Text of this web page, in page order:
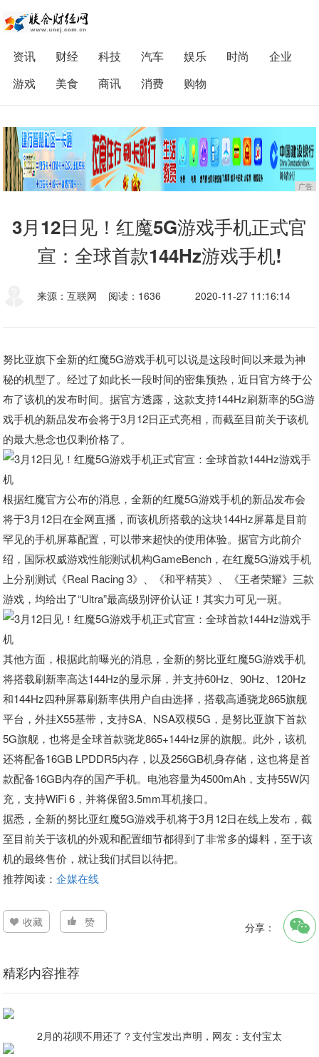
资讯 财经 科技 汽车 娱乐 时尚
企业
游戏
美食 商讯 消费 购物
广告
3月12日见！红魔5G游戏手机正式官
宣：全球首款144Hz游戏手机!
来源：互联网 阅读：1636 2020-11-27 11:16:14
努比亚旗下全新的红魔5G游戏手机可以说是这段时间以来最为神
秘的机型了。经过了如此长一段时间的密集预热，近日官方终于公
布了该机的发布时间。据官方透露，这款支持144Hz刷新率的5G游
戏手机的新品发布会将于3月12日正式亮相，而截至目前关于该机
的最大悬念也仅剩价格了。
根据红魔官方公布的消息，全新的红魔5G游戏手机的新品发布会
将于3月12日在全网直播，而该机所搭载的这块144Hz屏幕是目前
罕见的手机屏幕配置，可以带来超快的使用体验。据官方此前介
绍，国际权威游戏性能测试机构GameBench，在红魔5G游戏手机
上分别测试《Real Racing 3》、《和平精英》、《王者荣耀》三款
游戏，均给出了“Ultra”最高级别评价认证！其实力可见一斑。
其他方面，根据此前曝光的消息，全新的努比亚红魔5G游戏手机
将搭载刷新率高达144Hz的显示屏，并支持60Hz、90Hz、120Hz
和144Hz四种屏幕刷新率供用户自由选择，搭载高通骁龙865旗舰
平台，外挂X55基带，支持SA、NSA双模5G，是努比亚旗下首款
5G旗舰，也将是全球首款骁龙865+144Hz屏的旗舰。此外，该机
还将配备16GB LPDDR5内存，以及256GB机身存储，这也将是首
款配备16GB内存的国产手机。电池容量为4500mAh，支持55W闪
充，支持WiFi 6，并将保留3.5mm耳机接口。
据悉，全新的努比亚红魔5G游戏手机将于3月12日在线上发布，截
至目前关于该机的外观和配置细节都得到了非常多的爆料，至于该
机的最终售价，就让我们拭目以待把。
推荐阅读：企媒在线
收藏 赞 分享：
精彩内容推荐
2月的花呗不用还了？支付宝发出声明，网友：支付宝太